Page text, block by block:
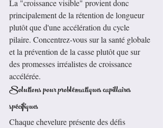
La "croissance visible" provient donc
principalement de la rétention de longueur
plutôt que d'une accélération du cycle
pilaire. Concentrez-vous sur la santé globale
et la prévention de la casse plutôt que sur
des promesses irréalistes de croissance
accélérée.
Solutions pour problématiques capillaires
spécifiques
Chaque chevelure présente des défis